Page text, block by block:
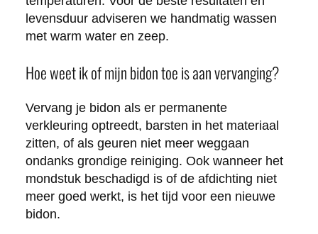
levensduur adviseren we handmatig wassen
met warm water en zeep.
Hoe weet ik of mijn bidon toe is aan vervanging?
Vervang je bidon als er permanente
verkleuring optreedt, barsten in het materiaal
zitten, of als geuren niet meer weggaan
ondanks grondige reiniging. Ook wanneer het
mondstuk beschadigd is of de afdichting niet
meer goed werkt, is het tijd voor een nieuwe
bidon.